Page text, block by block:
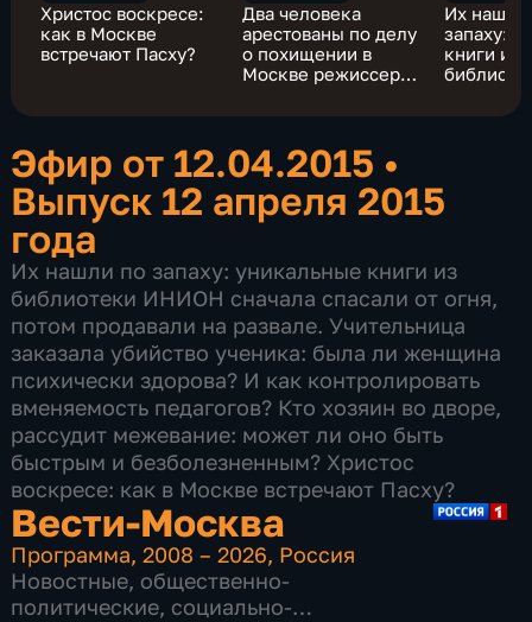
Христос воскресе:
как в Москве
встречают Пасху?
Два человека
арестованы по делу
о похищении в
Москве режиссера
Их нашли
запаху:
книги из
Эфир от 12.04.2015 •
Выпуск 12 апреля 2015
года
Их нашли по запаху: уникальные книги из
библиотеки ИНИОН сначала спасали от огня,
потом продавали на развале. Учительница
заказала убийство ученика: была ли женщина
психически здорова? И как контролировать
вменяемость педагогов? Кто хозяин во дворе,
рассудит межевание: может ли оно быть
быстрым и безболезненным? Христос
воскресе: как в Москве встречают Пасху?
Вести-Москва
Программа,2008 – 2026, Россия
Новостные, общественно-
политические, социально-